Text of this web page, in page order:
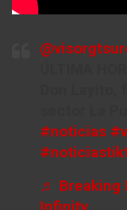
#noticias
♬ Breaking
Infinity